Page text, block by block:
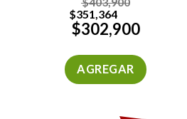
$351,364
$302,900
AGREGAR